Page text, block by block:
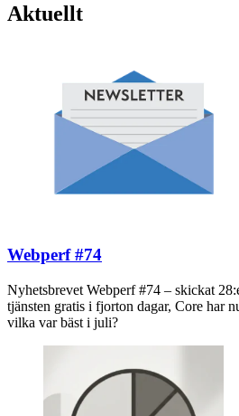
Aktuellt
Webperf #74
Nyhetsbrevet Webperf #74 – skickat
tjänsten gratis i fjorton dagar, Core har
vilka var bäst i juli?